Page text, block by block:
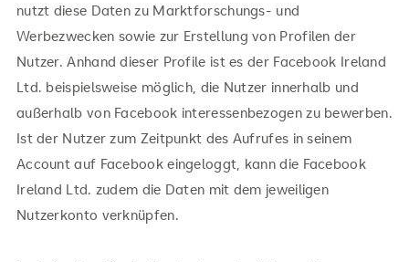
nutzt diese Daten zu Marktforschungs- und
Werbezwecken sowie zur Erstellung von Profilen der
Nutzer. Anhand dieser Profile ist es der Facebook Ireland
Ltd. beispielsweise möglich, die Nutzer innerhalb und
außerhalb von Facebook interessenbezogen zu bewerben.
Ist der Nutzer zum Zeitpunkt des Aufrufes in seinem
Account auf Facebook eingeloggt, kann die Facebook
Ireland Ltd. zudem die Daten mit dem jeweiligen
Nutzerkonto verknüpfen.